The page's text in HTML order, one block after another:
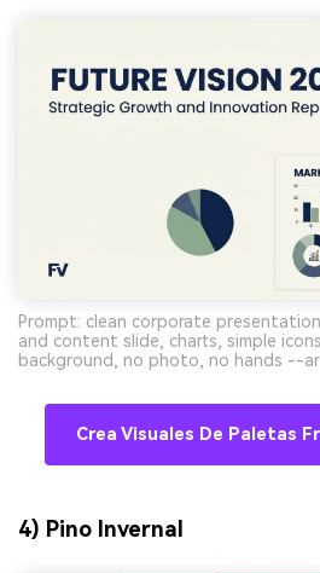
Prompt: clean corporate
and content slide, charts, simple
background, no photo, no hands --ar
Crea Visuales De Paletas
4) Pino Invernal